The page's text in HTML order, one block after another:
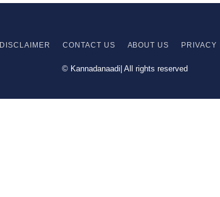
DISCLAIMER CONTACT US ABOUT US PRIVACY
© Kannadanaadi| All rights reserved